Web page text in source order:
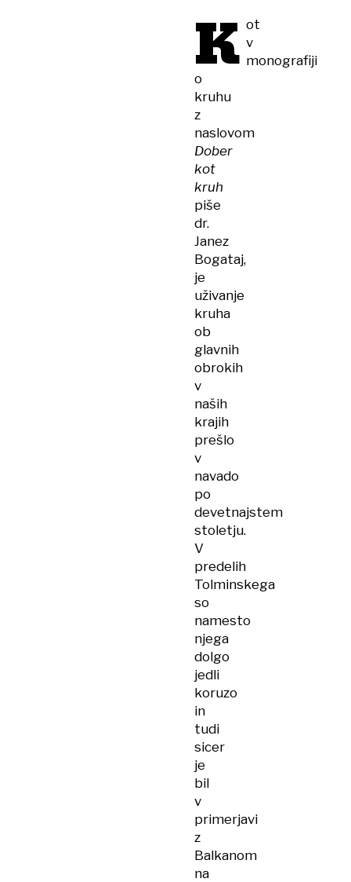
K ot
v
monografiji
o
kruhu
z
naslovom
Dober
kot
kruh
piše
dr.
Janez
Bogataj,
je
uživanje
kruha
ob
glavnih
obrokih
v
naših
krajih
prešlo
v
navado
po
devetnajstem
stoletju.
V
predelih
Tolminskega
so
namesto
njega
dolgo
jedli
koruzo
in
tudi
sicer
je
bil
v
primerjavi
z
Balkanom
na